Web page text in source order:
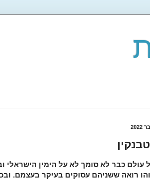
עולם כבר לא סומך לא על הימין הישראלי
רואה ששניהם עסוקים בעיקר בעצמם.